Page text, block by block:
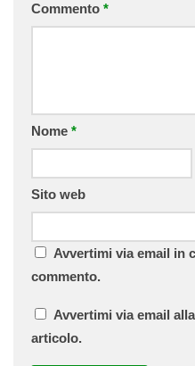
Commento *
Nome *
Sito web
Avvertimi via email in
commento.
Avvertimi via email
articolo.